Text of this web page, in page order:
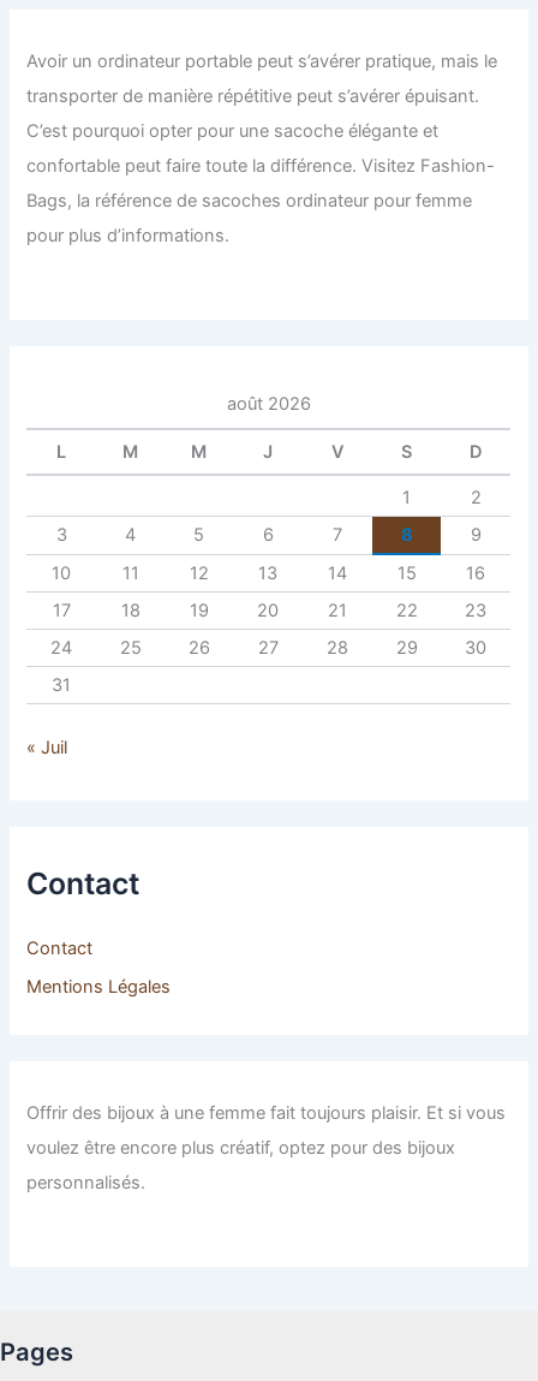
Avoir un ordinateur portable peut s’avérer pratique, mais le
transporter de manière répétitive peut s’avérer épuisant.
C’est pourquoi opter pour une sacoche élégante et
confortable peut faire toute la différence. Visitez Fashion-
Bags, la référence de sacoches ordinateur pour femme
pour plus d’informations.
août 2026
L M M J V S D
1
2
3
4 5 6 7 8
9
10
11 12 13 14 15
16
17
18 19 20 21 22
23
24
25 26 27 28 29
30
31
« Juil
Contact
Contact
Mentions Légales
Offrir des bijoux à une femme fait toujours plaisir. Et si vous
voulez être encore plus créatif, optez pour des bijoux
personnalisés.
Pages